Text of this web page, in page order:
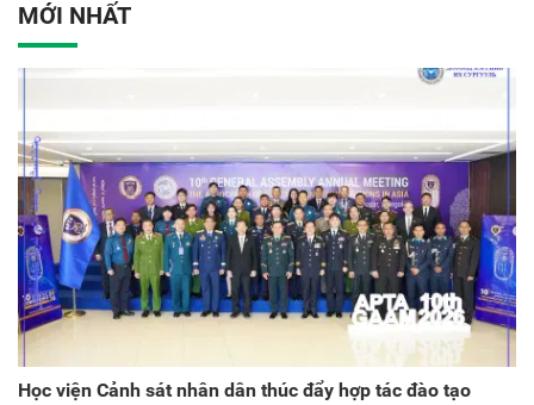
MỚI NHẤT
Học viện Cảnh sát nhân dân thúc đẩy hợp tác đào tạo